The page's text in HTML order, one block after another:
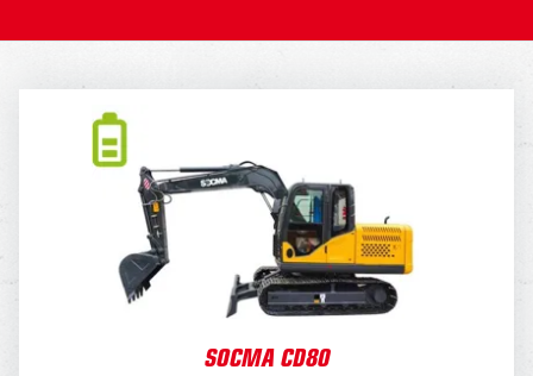
SOCMA CD80
380,-
Draaikantelstuk
Overdruk excl. filters